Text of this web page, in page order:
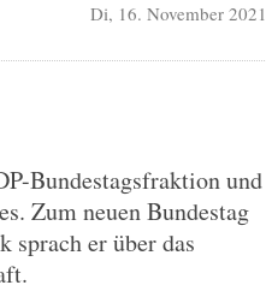
Di, 16. November 2021
Bundestagsfraktion und
Zum neuen Bundestag
er über das